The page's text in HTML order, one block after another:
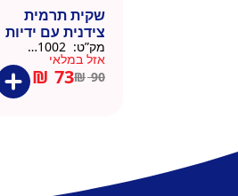
שקית תרמית
צידנית עם ידיות
– 50 יח 26/26
שחור
מק”ט:
אזל במלאי
₪90
₪ 73